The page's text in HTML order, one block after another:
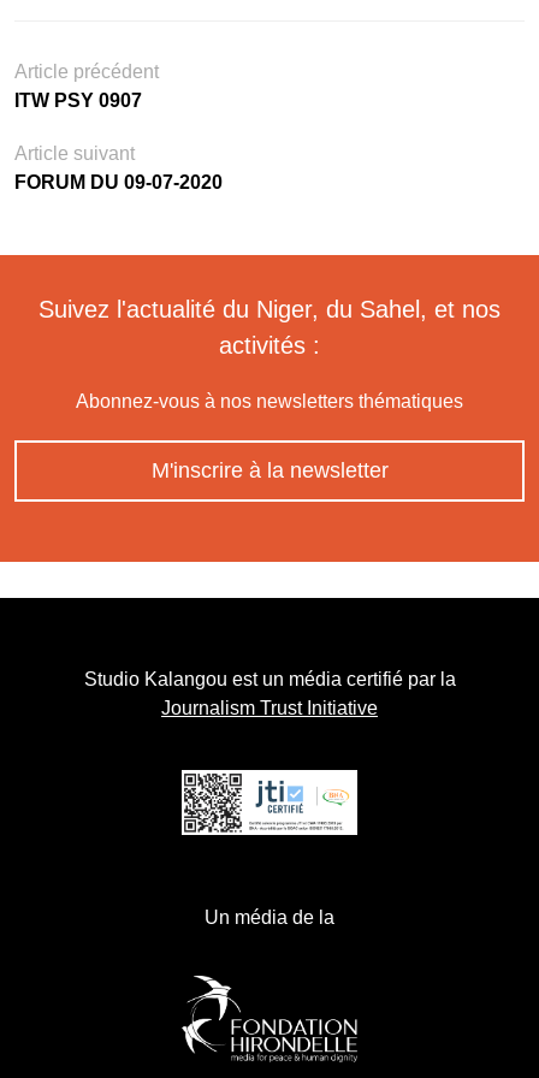
Article précédent
ITW PSY 0907
Article suivant
FORUM DU 09-07-2020
Suivez l'actualité du Niger, du Sahel, et nos
activités :
Abonnez-vous à nos newsletters thématiques
M'inscrire à la newsletter
Studio Kalangou est un média certifié par la
Journalism Trust Initiative
Un média de la